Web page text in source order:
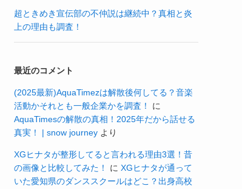
超ときめき宣伝部の不仲説は継続中？真相と炎
上の理由も調査！
最近のコメント
(2025最新)AquaTimezは解散後何してる？音楽
活動かそれとも一般企業かを調査！
に
AquaTimesの解散の真相！2025年だから話せる
真実！ | snow journey より
XGヒナタが整形してると言われる理由3選！昔
の画像と比較してみた！
に XGヒナタが通って
いた愛知県のダンススクールはどこ？出身高校